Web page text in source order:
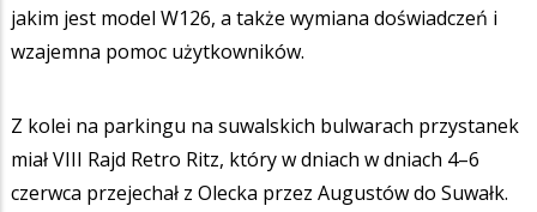
jakim jest model W126, a także wymiana doświadczeń i
wzajemna pomoc użytkowników.
Z kolei na parkingu na suwalskich bulwarach przystanek
miał VIII Rajd Retro Ritz, który w dniach w dniach 4–6
czerwca przejechał z Olecka przez Augustów do Suwałk.